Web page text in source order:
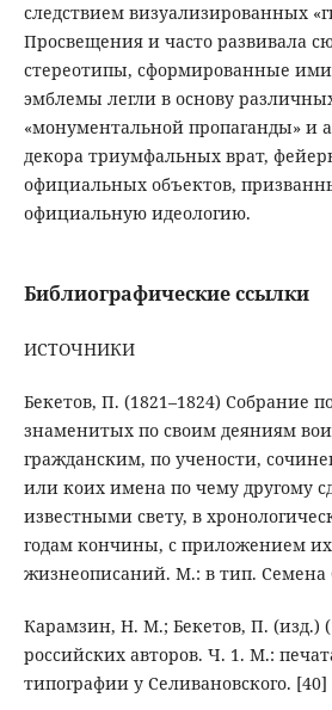
следствием визуализированных
Просвещения и часто развивала
стереотипы, сформированные
эмблемы легли в основу
«монументальной пропаганды» и
декора триумфальных врат,
официальных объектов,
официальную идеологию.
Библиографические ссылки
ИСТОЧНИКИ
Бекетов, П. (1821–1824) Собрание
знаменитых по своим деяниям
гражданским, по учености,
или коих имена по чему другому
известными свету, в
годам кончины, с приложением
жизнеописаний. М.: в тип. Семена
Карамзин, Н. М.; Бекетов, П. (изд.)
российских авторов. Ч. 1. М.:
типографии у Селивановского. [40]